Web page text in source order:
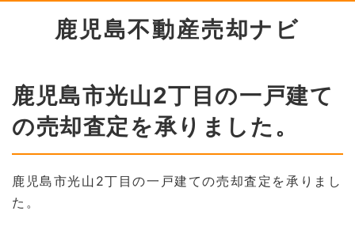
鹿児島不動産売却ナビ
鹿児島市光山2丁目の一戸建て
の売却査定を承りました。
鹿児島市光山2丁目の一戸建ての売却査定を承りまし
た。